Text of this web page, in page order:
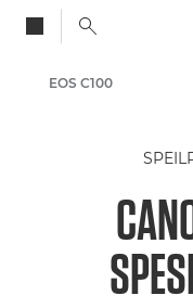
EOS C100